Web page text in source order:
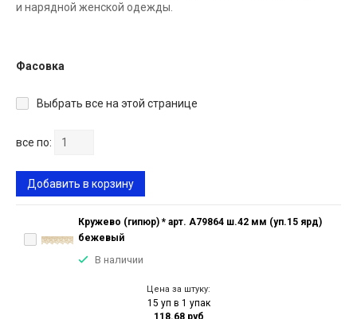
и нарядной женской одежды.
Фасовка
Выбрать все на этой странице
все по:
Добавить в корзину
Кружево (гипюр) * арт. А79864 ш.42 мм (уп.15 ярд)
бежевый
В наличии
Цена за штуку:
15 уп в 1 упак